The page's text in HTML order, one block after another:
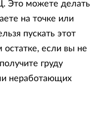
Это можете делать
на точке или
пускать этот
если вы не
груду
неработающих